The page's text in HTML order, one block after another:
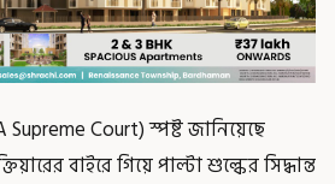
Supreme Court) স্পষ্ট জানিয়েছে
বাইরে গিয়ে পাল্টা শুল্কের সিদ্ধান্ত